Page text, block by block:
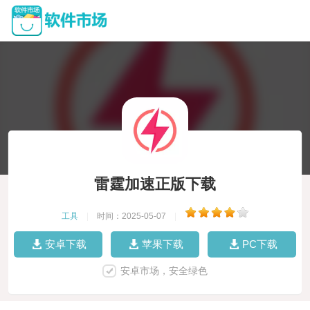
雷霆加速正版下载
工具 时间：2025-05-07
安卓下载 苹果下载 PC下载
安卓市场，安全绿色